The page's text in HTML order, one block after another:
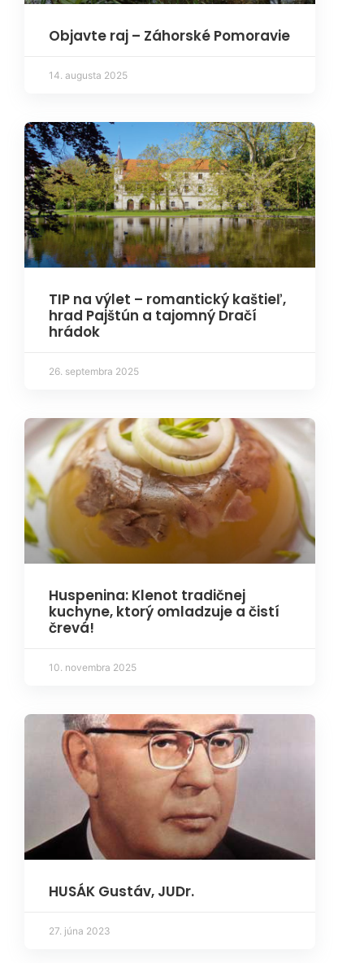
Objavte raj – Záhorské Pomoravie
14. augusta 2025
TIP na výlet – romantický kaštieľ,
hrad Pajštún a tajomný Dračí
hrádok
26. septembra 2025
Huspenina: Klenot tradičnej
kuchyne, ktorý omladzuje a čistí
črevá!
10. novembra 2025
HUSÁK Gustáv, JUDr.
27. júna 2023